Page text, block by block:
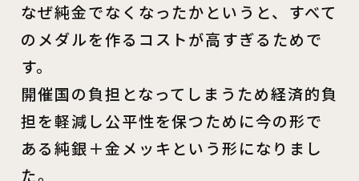
なぜ純金でなくなったかというと、すべて
のメダルを作るコストが高すぎるためで
す。
開催国の負担となってしまうため経済的負
担を軽減し公平性を保つために今の形で
ある純銀＋金メッキという形になりまし
た。